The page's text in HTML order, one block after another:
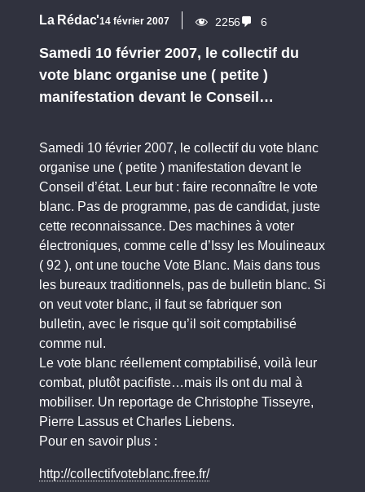
La Rédac'14 février 2007 2256 6
Samedi 10 février 2007, le collectif du
vote blanc organise une ( petite )
manifestation devant le Conseil…
Samedi 10 février 2007, le collectif du vote blanc
organise une ( petite ) manifestation devant le
Conseil d’état. Leur but : faire reconnaître le vote
blanc. Pas de programme, pas de candidat, juste
cette reconnaissance. Des machines à voter
électroniques, comme celle d’Issy les Moulineaux
( 92 ), ont une touche Vote Blanc. Mais dans tous
les bureaux traditionnels, pas de bulletin blanc. Si
on veut voter blanc, il faut se fabriquer son
bulletin, avec le risque qu’il soit comptabilisé
comme nul.
Le vote blanc réellement comptabilisé, voilà leur
combat, plutôt pacifiste…mais ils ont du mal à
mobiliser. Un reportage de Christophe Tisseyre,
Pierre Lassus et Charles Liebens.
Pour en savoir plus :
http://collectifvoteblanc.free.fr/